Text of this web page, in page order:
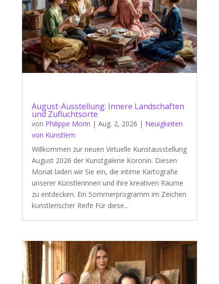
August-Ausstellung: Innere Landschaften
und Zufluchtsorte
von Philippe Morin | Aug. 2, 2026 | Neuigkeiten
von Künstlern
Willkommen zur neuen Virtuelle Kunstausstellung
August 2026 der Kunstgalerie Koronin. Diesen
Monat laden wir Sie ein, die intime Kartografie
unserer Künstlerinnen und ihre kreativen Räume
zu entdecken. Ein Sommerprogramm im Zeichen
künstlerischer Reife Für diese...